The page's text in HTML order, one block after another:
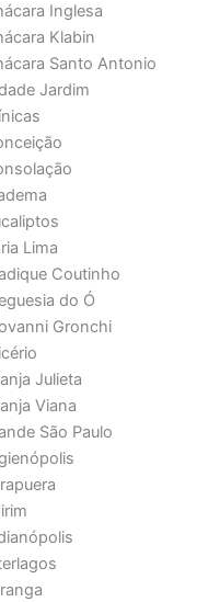
Inglesa
Klabin
Santo Antonio
Jardim
Lima
Coutinho
do Ó
Gronchi
Julieta
Viana
São Paulo